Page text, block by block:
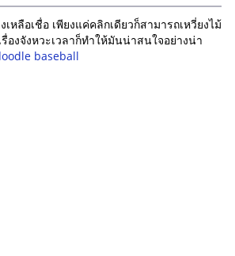
หลือเชื่อ เพียงแค่คลิกเดียวก็สามารถเหวี่ยงไม้
องจังหวะเวลาก็ทำให้มันน่าสนใจอย่างน่า
baseball